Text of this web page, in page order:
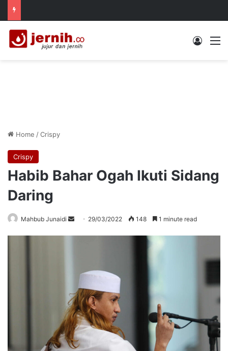
Log In
Home /Crispy
Crispy
Habib Bahar Ogah Ikuti Sidang
Daring
Mahbub Junaidi
Send 29/03/2022 148 1 minute read